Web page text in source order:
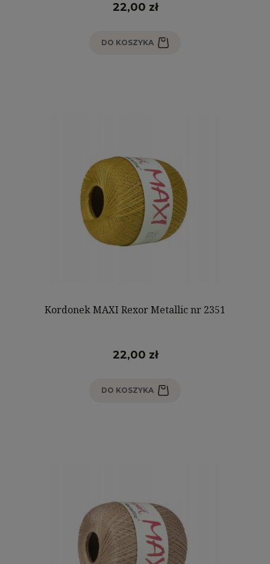
22,00 zł
DO KOSZYKA
Kordonek MAXI Rexor Metallic nr 2351
22,00 zł
DO KOSZYKA